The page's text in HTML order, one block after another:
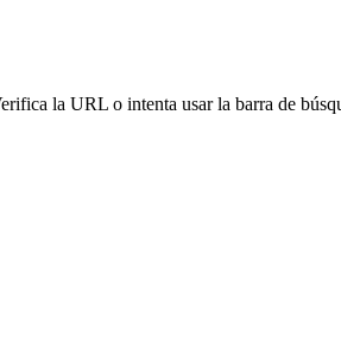
la URL o intenta usar la barra de